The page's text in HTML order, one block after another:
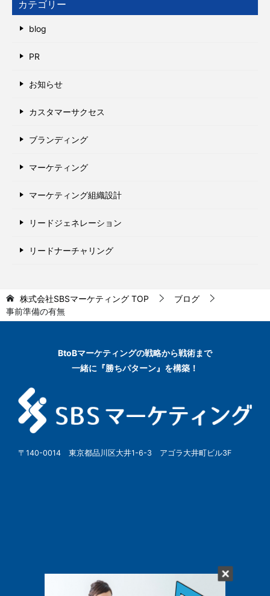
カテゴリー
blog
PR
お知らせ
カスタマーサクセス
ブランディング
マーケティング
マーケティング組織設計
リードジェネレーション
リードナーチャリング
株式会社SBSマーケティング TOP
ブログ
事前準備の有無
BtoBマーケティングの戦略から戦術まで
一緒に『勝ちパターン』を構築！
〒140-0014 東京都品川区大井1-6-3 アゴラ大井町ビル3F